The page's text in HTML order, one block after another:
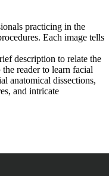
practicing in the
Each image tells
description to relate the
reader to learn facial
anatomical dissections,
and intricate